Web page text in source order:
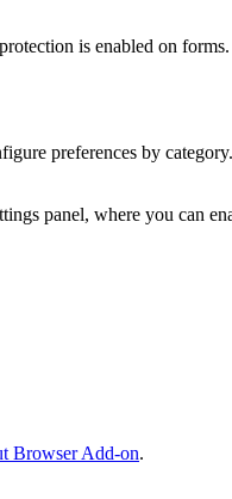
is enabled on forms.
preferences by
panel, where you can
Browser Add-on.